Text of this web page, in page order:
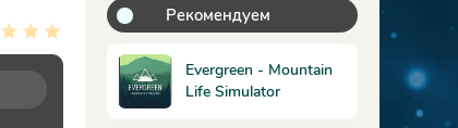
Рекомендуем
Evergreen - Mountain
Life Simulator